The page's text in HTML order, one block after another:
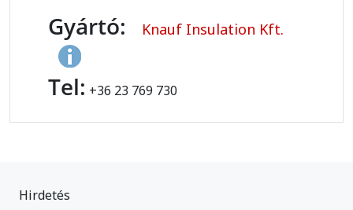
Gyártó: Knauf Insulation Kft.
Tel: +36 23 769 730
Hirdetés